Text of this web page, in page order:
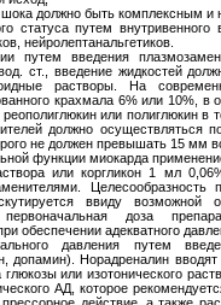
шока должно быть комплексным
статуса путем
нейролептанальгетиков.
путем введения
ст., введение жидкостей
растворы. На
крахмала 6% или 10%,
или полиглюкин в
должно осуществляться
не должен превышать 15 мм
функции миокарда
или коргликон 1 мл
Целесообразность
ввиду возможной
доза
обеспечении адекватного
давления путем
допамин). Норадреналин
или изотонического
АД, которое